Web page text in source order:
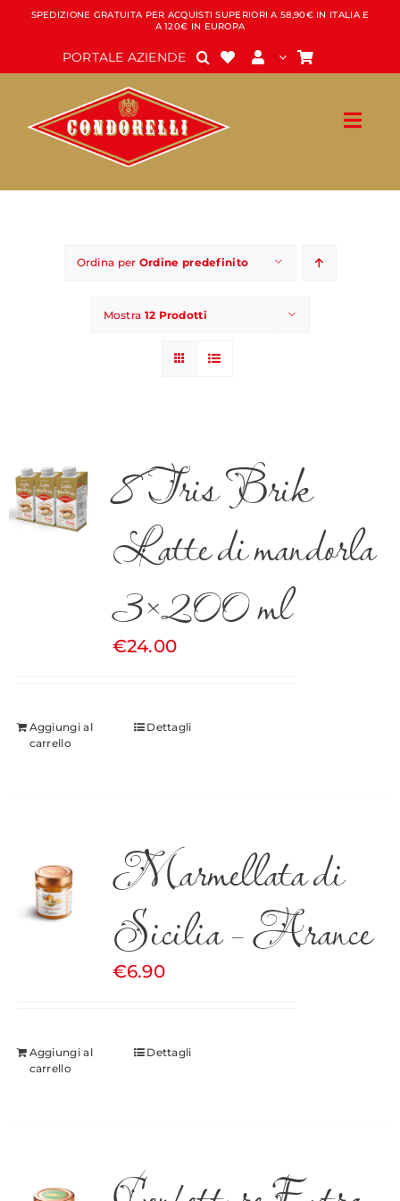
Salta
contenuto
SPEDIZIONE GRATUITA PER ACQUISTI SUPERIORI A 58,90€ IN ITALIA E
A 120€ IN EUROPA
PORTALE AZIENDE
Ordina per Ordine predefinito
Mostra 12 Prodotti
8 Tris Brik
Latte di mandorla
3×200 ml
€24.00
Aggiungi al
carrello
Dettagli
Marmellata di
Sicilia – Arance
€6.90
Aggiungi al
carrello
Dettagli